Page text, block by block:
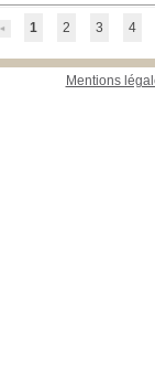
1 2 3 4
Mentions